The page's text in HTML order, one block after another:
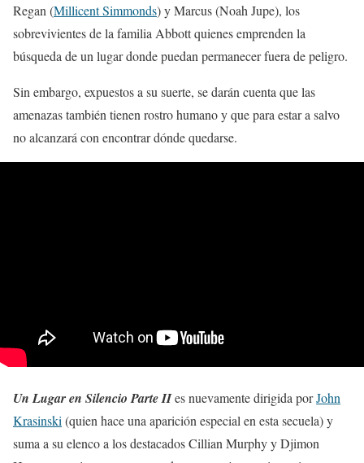
Regan (Millicent Simmonds) y Marcus (Noah Jupe), los
sobrevivientes de la familia Abbott quienes emprenden la
búsqueda de un lugar donde puedan permanecer fuera de peligro.
Sin embargo, expuestos a su suerte, se darán cuenta que las
amenazas también tienen rostro humano y que para estar a salvo
no alcanzará con encontrar dónde quedarse.
Un Lugar en Silencio Parte IIes nuevamente dirigida porJohn
Krasinski (quien hace una aparición especial en esta secuela) y
suma a su elenco a los destacados Cillian Murphy y Djimon